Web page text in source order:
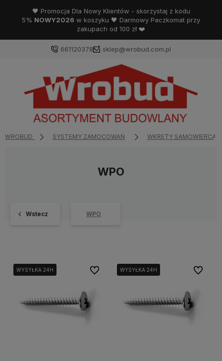
🖤 Promocja Dla Nowy Klientów - skorzystaj z kodu
5% NOWY2026 w koszyku 🖤 Darmowy Paczkomat przy
zakupach od 100 zł ❤️
661120378 sklep@wrobud.com.pl
WROBUD SYSTEMY ZAMOCOWAŃ WKRĘTY
WPO
Wstecz WPO
WYSYŁKA 24H
WYSYŁKA 24H Do ulubionychWYSYŁKA 24H
WYSYŁKA 24H Do